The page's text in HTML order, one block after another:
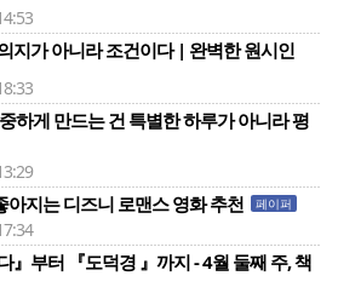
지가 아니라 조건이다 | 완벽한 원시인
하게 만드는 건 특별한 하루가 아니라 평
지는 디즈니 로맨스 영화 추천 페이퍼
』부터 『 도덕경 』까지 - ​4월 둘째 주, 책